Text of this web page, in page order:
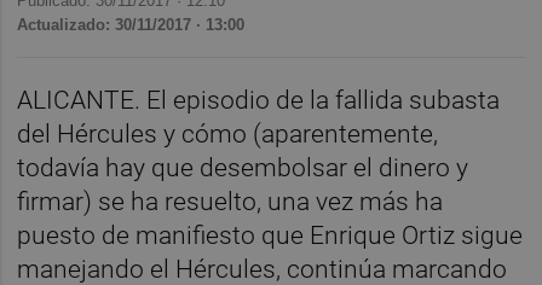
Actualizado: 30/11/2017 · 13:00
ALICANTE. El episodio de la fallida subasta
del Hércules y cómo (aparentemente,
todavía hay que desembolsar el dinero y
firmar) se ha resuelto, una vez más ha
puesto de manifiesto que Enrique Ortiz sigue
manejando el Hércules, continúa marcando